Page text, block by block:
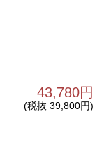
43,780円
(税抜 39,800円)